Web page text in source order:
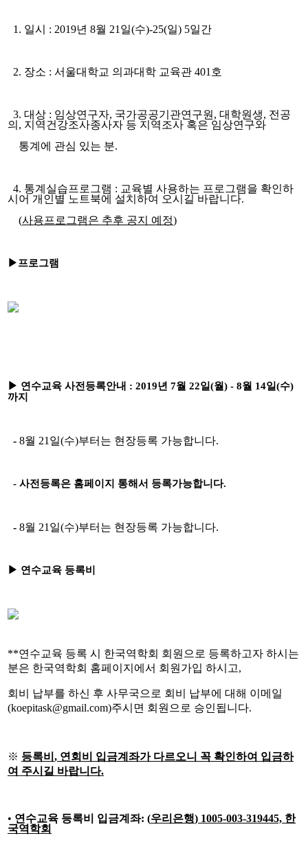
1. 일시 : 2019년 8월 21 일(수)-25(일) 5일간
2. 장소 : 서울대학교 의과대학 교육관 401 호
3. 대상 : 임상연구자, 국가공공기관연구원 , 대학원생, 전공
의 , 지역건강조사종사자 등 지역조사 혹은 임상연구와
통계에 관심 있는 분.
4. 통계실습프로그램 : 교육별 사용하는 프로그램을 확인하
시어 개인별 노트북에 설치하여 오시길 바랍니다.
(사용프로그램은 추후 공지 예정)
▶프로그램
▶ 연수교육 사전등록안내 : 2019년 7월 22일(월) - 8월 14일(수)
까지
- 8월 21 일(수)부터는 현장등록 가능합니다.
- 사전등록은 홈페이지 통해서 등록가능합니다.
- 8월 21 일(수)부터는 현장등록 가능합니다.
▶ 연수교육 등록비
**연수교육 등록 시 한국역학회 회원으로 등록하고자 하시는
분은 한국역학회 홈페이지에서 회원가입 하시고,
회비 납부를 하신 후 사무국으로 회비 납부에 대해 이메일
(koepitask@gmail.com)주시면 회원으로 승인됩니다.
※ 등록비 , 연회비 입금계좌가 다르오니 꼭 확인하여 입금하
여 주시길 바랍니다.
• 연수교육 등록비 입금계좌: (우리은행) 1005-003-319445, 한
국역학회